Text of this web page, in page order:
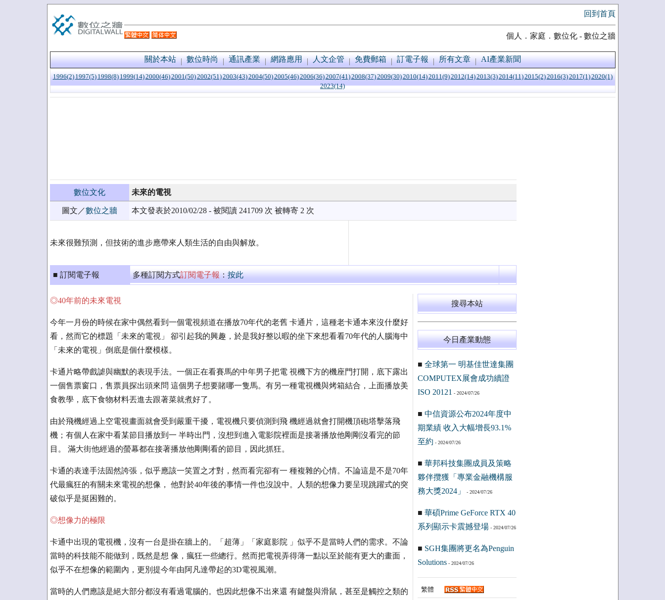
回到首頁
個人．家庭．數位化 - 數位之牆
關於本站 數位時尚 通訊產業 網路應用 人文企管 免費郵箱 訂電子報 所有文章 AI產業新聞
1996(2) 1997(5) 1998(8) 1999(14)2000(46)2001(50)2002(51)2003(43)2004(50)2005(46)2006(36)2007(41)2008(37)2009(30)2010(14)2011(9)2012(14)2013(3)2014(11)2015(2)2016(3)2017(1)2020(1)
2023(14)
數位文化 未來的電視
圖文／數位之牆 本文發表於2010/02/28 - 被閱讀 241709 次 被轉寄 2 次
未來很難預測，但技術的進步應帶來人類生活的自由與解放。
■ 訂閱電子報 多種訂閱方式訂閱電子報：按此
◎40年前的未來電視
今年一月份的時候在家中偶然看到一個電視頻道在播放70年代的老舊 卡通片，這種老卡通本來沒什麼好
看，然而它的標題「未來的電視」 卻引起我的興趣，於是我好整以暇的坐下來想看看70年代的人腦海中
「未來的電視」倒底是個什麼模樣。
卡通片略帶戲謔與幽默的表現手法。一個正在看賽馬的中年男子把電 視機下方的機座門打開，底下露出
一個售票窗口，售票員探出頭來問 這個男子想要賭哪一隻馬。有另一種電視機與烤箱結合，上面播放美
食教學，底下食物材料丟進去跟著菜就煮好了。
由於飛機經過上空電視畫面就會受到嚴重干擾，電視機只要偵測到飛 機經過就會打開機頂砲塔擊落飛
機；有個人在家中看某節目播放到一 半時出門，沒想到進入電影院裡面是接著播放他剛剛沒看完的節
目。 滿大街他經過的螢幕都在接著播放他剛剛看的節目，因此抓狂。
卡通的表達手法固然誇張，似乎應該一笑置之才對，然而看完卻有一 種複雜的心情。不論這是不是70年
代最瘋狂的有關未來電視的想像， 他對於40年後的事情一件也沒說中。人類的想像力要呈現跳躍式的突
破似乎是挺困難的。
◎想像力的極限
卡通中出現的電視機，沒有一台是掛在牆上的。「超薄」「家庭影院 」似乎不是當時人們的需求。不論
當時的科技能不能做到，既然是想 像，瘋狂一些總行。然而把電視弄得薄一點以至於能有更大的畫面，
似乎不在想像的範圍內，更別提今年由阿凡達帶起的3D電視風潮。
當時的人們應該是絕大部分都沒有看過電腦的。也因此想像不出來還 有鍵盤與滑鼠，甚至是觸控之類的
搜尋本站
今日產業動態
■ 全球第一 明基佳世達集團
COMPUTEX展會成功續證
ISO 20121 - 2024/07/26
■ 中信資源公布2024年度中
期業績 收入大幅增長93.1%
至約 - 2024/07/26
■ 華邦科技集團成員及策略
夥伴攬獲「專業金融機構服
務大獎2024」
- 2024/07/26
■ 華碩Prime GeForce RTX 40
系列顯示卡震撼登場- 2024/07/26
■ SGH集團將更名為Penguin
Solutions- 2024/07/26
繁體